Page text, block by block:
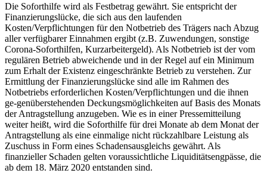
Die Soforthilfe wird als Festbetrag gewährt. Sie entspricht der
Finanzierungslücke, die sich aus den laufenden
Kosten/Verpflichtungen für den Notbetrieb des Trägers nach Abzug
aller verfügbarer Einnahmen ergibt (z.B. Zuwendungen, sonstige
Corona-Soforthilfen, Kurzarbeitergeld). Als Notbetrieb ist der vom
regulären Betrieb abweichende und in der Regel auf ein Minimum
zum Erhalt der Existenz eingeschränkte Betrieb zu verstehen. Zur
Ermittlung der Finanzierungslücke sind alle im Rahmen des
Notbetriebs erforderlichen Kosten/Verpflichtungen und die ihnen
ge-genüberstehenden Deckungsmöglichkeiten auf Basis des Monats
der Antragstellung anzugeben. Wie es in einer Pressemitteilung
weiter heißt, wird die Soforthilfe für drei Monate ab dem Monat der
Antragstellung als eine einmalige nicht rückzahlbare Leistung als
Zuschuss in Form eines Schadensausgleichs gewährt. Als
finanzieller Schaden gelten voraussichtliche Liquiditätsengpässe, die
ab dem 18. März 2020 entstanden sind.